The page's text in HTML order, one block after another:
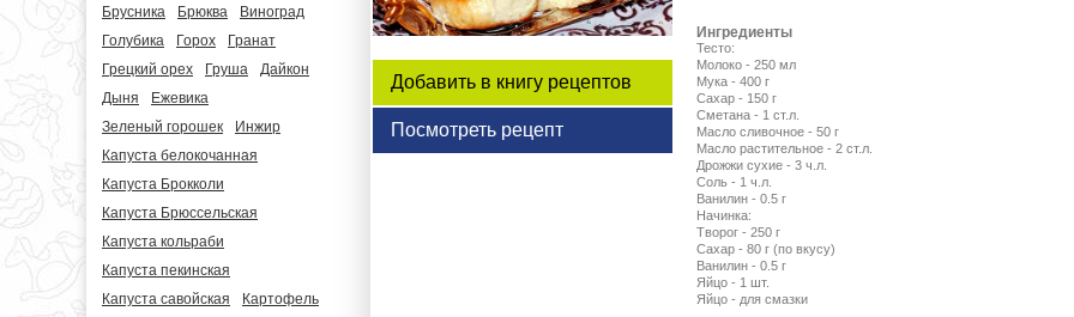
Брусника
Брюква
Виноград
Голубика
Горох
Гранат
Грецкий орех
Груша
Дайкон
Дыня
Ежевика
Зеленый горошек
Инжир
Капуста белокочанная
Капуста Брокколи
Капуста Брюссельская
Капуста кольраби
Капуста пекинская
Капуста савойская
Картофель
Добавить в книгу рецептов
Посмотреть рецепт
Ингредиенты
Тесто:
Молоко - 250 мл
Мука - 400 г
Сахар - 150 г
Сметана - 1 ст.л.
Масло сливочное - 50 г
Масло растительное - 2 ст.л.
Дрожжи сухие - 3 ч.л.
Соль - 1 ч.л.
Ванилин - 0.5 г
Начинка:
Творог - 250 г
Сахар - 80 г (по вкусу)
Ванилин - 0.5 г
Яйцо - 1 шт.
Яйцо - для смазки